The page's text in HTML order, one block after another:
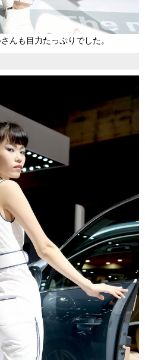
んも目力たっぷりでした。